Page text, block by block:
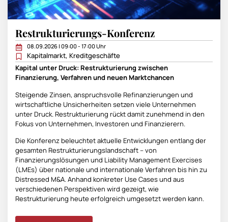
Restrukturierungs-Konferenz
08.09.2026 | 09:00 - 17:00 Uhr
Kapitalmarkt, Kreditgeschäfte
Kapital unter Druck: Restrukturierung zwischen
Finanzierung, Verfahren und neuen Marktchancen
Steigende Zinsen, anspruchsvolle Refinanzierungen und
wirtschaftliche Unsicherheiten setzen viele Unternehmen
unter Druck. Restrukturierung rückt damit zunehmend in den
Fokus von Unternehmen, Investoren und Finanzierern.
Die Konferenz beleuchtet aktuelle Entwicklungen entlang der
gesamten Restrukturierungslandschaft – von
Finanzierungslösungen und Liability Management Exercises
(LMEs) über nationale und internationale Verfahren bis hin zu
Distressed M&A. Anhand konkreter Use Cases und aus
verschiedenen Perspektiven wird gezeigt, wie
Restrukturierung heute erfolgreich umgesetzt werden kann.